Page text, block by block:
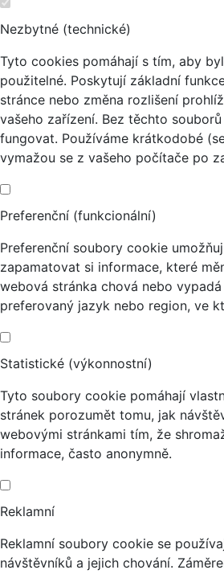
Nezbytné (technické)
Tyto cookies pomáhají s tím, aby
použitelné. Poskytují základní
stránce nebo změna rozlišení
vašeho zařízení. Bez těchto
fungovat. Používáme krátkodobé
vymažou se z vašeho počítače po
Preferenční (funkcionální)
Preferenční soubory cookie
zapamatovat si informace, které
webová stránka chová nebo
preferovaný jazyk nebo region, ve
Statistické (výkonnostní)
Tyto soubory cookie pomáhají
stránek porozumět tomu, jak
webovými stránkami tím, že
informace, často anonymně.
Reklamní
Reklamní soubory cookie se
návštěvníků a jejich chování.